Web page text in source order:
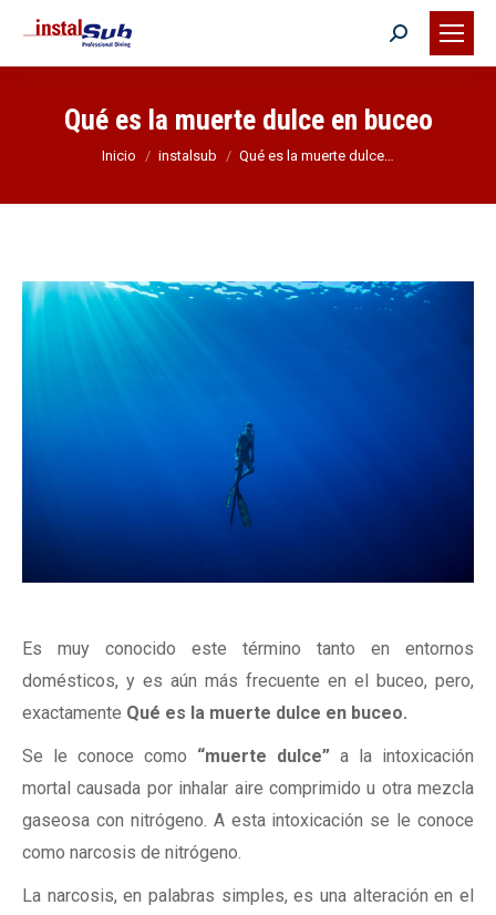
Buscar:
Qué es la muerte dulce en buceo
Estás aquí:
Inicio instalsub Qué es la muerte dulce…
Es muy conocido este término tanto en entornos
domésticos, y es aún más frecuente en el buceo, pero,
exactamente Qué es la muerte dulce en buceo.
Se le conoce como “muerte dulce” a la intoxicación
mortal causada por inhalar aire comprimido u otra mezcla
gaseosa con nitrógeno. A esta intoxicación se le conoce
como narcosis de nitrógeno.
La narcosis, en palabras simples, es una alteración en el